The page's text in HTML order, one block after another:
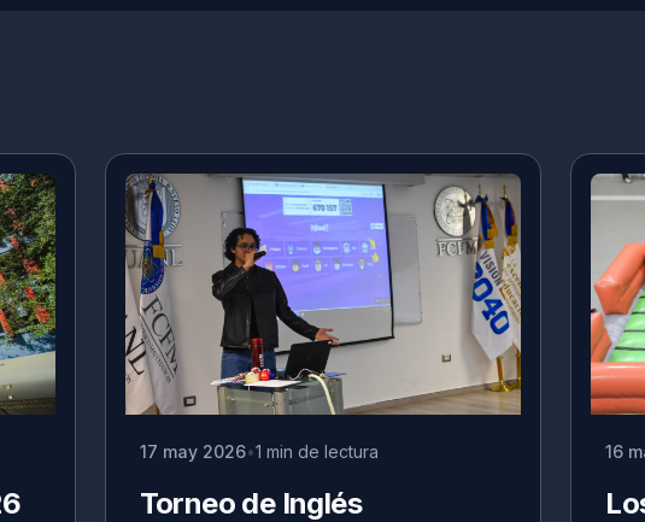
17 may 2026 1 min de lectura
Torneo de Inglés
16